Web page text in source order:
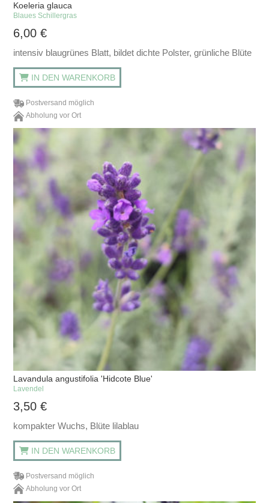
Koeleria glauca
Blaues Schillergras
6,00€
intensiv blaugrünes Blatt, bildet dichte Polster, grünliche Blüte
IN DEN WARENKORB
Postversand möglich
Abholung vor Ort
Lavandula angustifolia 'Hidcote Blue'
Lavendel
3,50€
kompakter Wuchs, Blüte lilablau
IN DEN WARENKORB
Postversand möglich
Abholung vor Ort